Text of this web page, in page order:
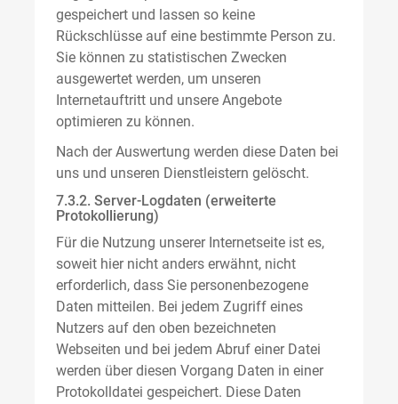
gespeichert und lassen so keine
Rückschlüsse auf eine bestimmte Person zu.
Sie können zu statistischen Zwecken
ausgewertet werden, um unseren
Internetauftritt und unsere Angebote
optimieren zu können.
Nach der Auswertung werden diese Daten bei
uns und unseren Dienstleistern gelöscht.
7.3.2. Server-Logdaten (erweiterte
Protokollierung)
Für die Nutzung unserer Internetseite ist es,
soweit hier nicht anders erwähnt, nicht
erforderlich, dass Sie personenbezogene
Daten mitteilen. Bei jedem Zugriff eines
Nutzers auf den oben bezeichneten
Webseiten und bei jedem Abruf einer Datei
werden über diesen Vorgang Daten in einer
Protokolldatei gespeichert. Diese Daten